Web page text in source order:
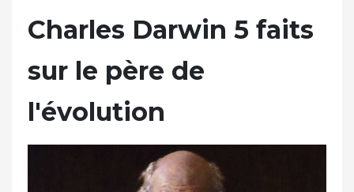
Charles Darwin 5 faits
sur le père de
l'évolution